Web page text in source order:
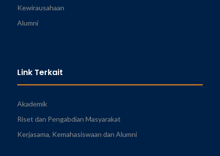
Kewirausahaan
Alumni
Link Terkait
Akademik
Riset dan Pengabdian Masyarakat
Kerjasama, Kemahasiswaan dan Alumni